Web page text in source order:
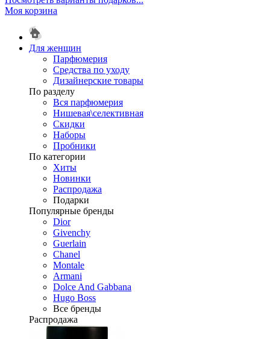
Моя корзина
Для женщин
Парфюмерия
Средства по уходу
Дизайнерские товары
По разделу
Вся парфюмерия
Нишевая\селективная
Скидки
Наборы
Пробники
По категории
Хиты
Новинки
Распродажа
Подарки
Популярные бренды
Dior
Givenchy
Guerlain
Chanel
Montale
Armani
Dolce And Gabbana
Hugo Boss
Все бренды
Распродажа